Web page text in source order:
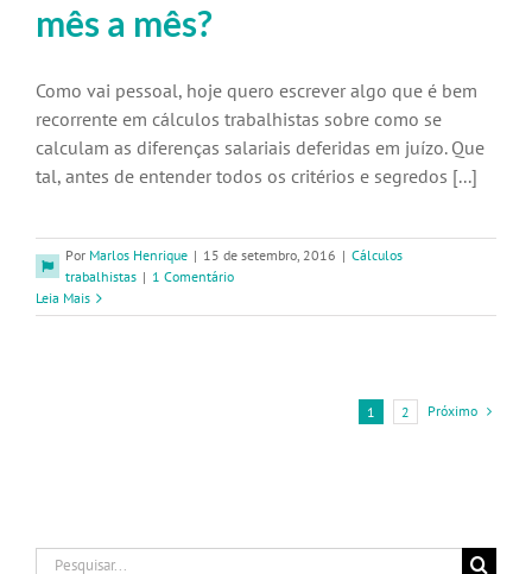
mês a mês?
Como vai pessoal, hoje quero escrever algo que é bem
recorrente em cálculos trabalhistas sobre como se
calculam as diferenças salariais deferidas em juízo. Que
tal, antes de entender todos os critérios e segredos [...]
Por Marlos Henrique | 15 de setembro, 2016 | Cálculos
trabalhistas | 1 Comentário
Leia Mais
1 2 Próximo
Buscar